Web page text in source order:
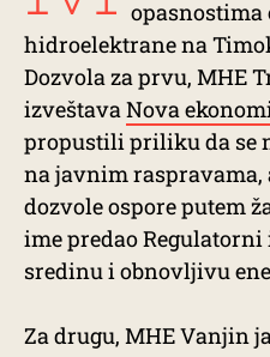
opasnostima
hidroelektrane na
Dozvola za prvu, MHE
izveštava Nova
propustili priliku da se
na javnim raspravama,
dozvole ospore putem
ime predao
sredinu i obnovljivu
Za drugu, MHE Vanjin